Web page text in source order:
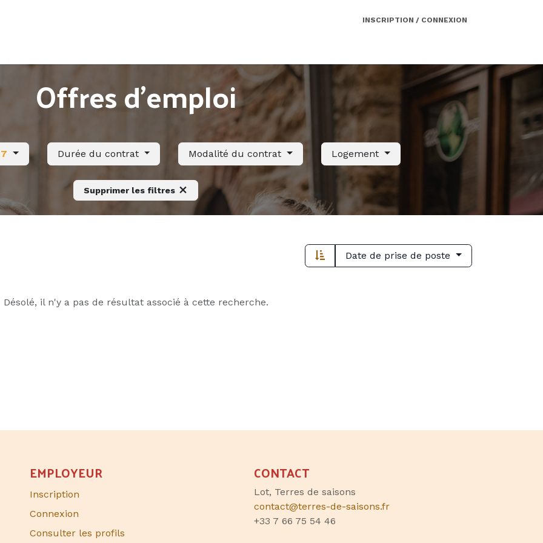
INSCRIPTION / CONNEXION
Offres d'emploi
Durée du contrat Modalité du contrat Logement
Supprimer les filtres
Date de prise de poste
Désolé, il n'y a pas de résultat associé à cette recherche.
CONTACT
Lot, Terres de saisons
contact@terres-de-saisons.fr
+33 7 66 75 54 46
EMPLOYEUR
Inscription
Connexion
Consulter les profils